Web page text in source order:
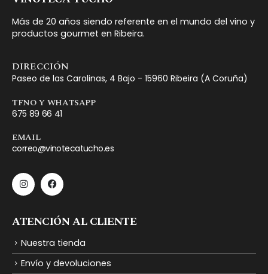
Más de 20 años siendo referente en el mundo del vino y
productos gourmet en Ribeira.
DIRECCIÓN
Paseo de las Carolinas, 4 Bajo - 15960 Ribeira (A Coruña)
TFNO Y WHATSAPP
675 89 66 41
EMAIL
correo@vinotecatucho.es
ATENCIÓN AL CLIENTE
Nuestra tienda
Envío y devoluciones